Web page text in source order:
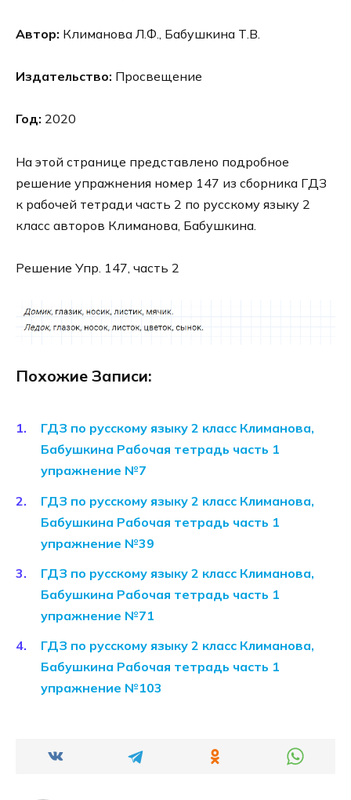
Автор: Климанова Л.Ф., Бабушкина Т.В.
Издательство: Просвещение
Год: 2020
На этой странице представлено подробное
решение упражнения номер 147 из сборника ГДЗ
к рабочей тетради часть 2 по русскому языку 2
класс авторов Климанова, Бабушкина.
Решение Упр. 147, часть 2
Похожие Записи:
ГДЗ по русскому языку 2 класс Климанова,
Бабушкина Рабочая тетрадь часть 1
упражнение №7
ГДЗ по русскому языку 2 класс Климанова,
Бабушкина Рабочая тетрадь часть 1
упражнение №39
ГДЗ по русскому языку 2 класс Климанова,
Бабушкина Рабочая тетрадь часть 1
упражнение №71
ГДЗ по русскому языку 2 класс Климанова,
Бабушкина Рабочая тетрадь часть 1
упражнение №103